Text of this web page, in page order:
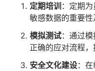
定期培训 ：定期
敏感数据的重要性
模拟测试：通过
正确的应对流程，
安全文化建设：